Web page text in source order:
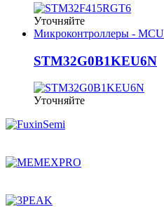
Уточняйте
Микроконтроллеры - MCU
STM32G0B1KEU6N
Уточняйте